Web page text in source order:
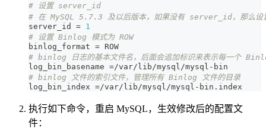
# 设置 server_id
# 在 MySQL 5.7.3 及以后版本，如果没有 server_id，那么
server_id = 1
# 设置 Binlog 模式为 ROW
binlog_format = ROW
# binlog 日志的基本文件名，后面会追加标识来表示每一个
log_bin_basename =/var/lib/mysql/mysql-bin
# binlog 文件的索引文件，管理所有 Binlog 文件的目录
log_bin_index =/var/lib/mysql/mysql-bin.index
执行如下命令，重启 MySQL，生效修改后的配置文
件：